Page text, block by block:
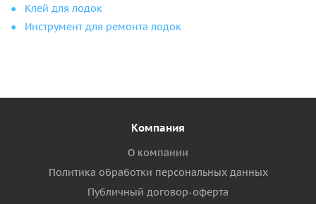
Клей для лодок
Инструмент для ремонта лодок
Компания
О компании
Политика обработки персональных данных
Публичный договор-оферта